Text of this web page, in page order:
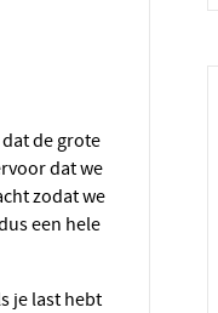
dat we
zodat we
een hele